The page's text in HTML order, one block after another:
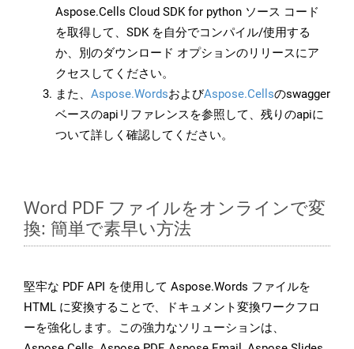
Aspose.Cells Cloud SDK for python ソース コード
を取得して、SDK を自分でコンパイル/使用する
か、別のダウンロード オプションのリリースにア
クセスしてください。
また、 Aspose.WordsおよびAspose.Cellsのswagger
ベースのapiリファレンスを参照して、残りのapiに
ついて詳しく確認してください。
Word PDF ファイルをオンラインで変
換: 簡単で素早い方法
堅牢な PDF API を使用して Aspose.Words ファイルを
HTML に変換することで、ドキュメント変換ワークフロ
ーを強化します。この強力なソリューションは、